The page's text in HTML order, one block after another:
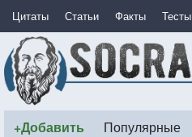
Цитаты Статьи Факты Тесты
+Добавить Популярные